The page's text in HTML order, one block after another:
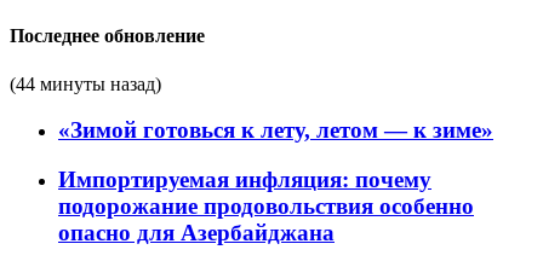
Последнее обновление
(44 минуты назад)
«Зимой готовься к лету, летом — к зиме»
Импортируемая инфляция: почему
подорожание продовольствия особенно
опасно для Азербайджана